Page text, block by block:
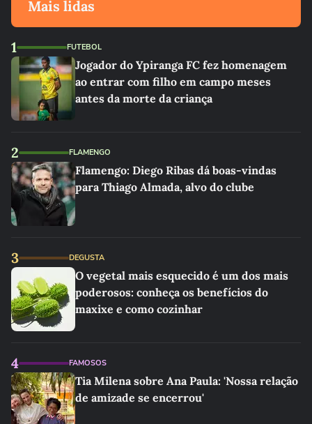
Mais lidas
1 FUTEBOL
Jogador do Ypiranga FC fez homenagem
ao entrar com filho em campo meses
antes da morte da criança
2 FLAMENGO
Flamengo: Diego Ribas dá boas-vindas
para Thiago Almada, alvo do clube
3 DEGUSTA
O vegetal mais esquecido é um dos mais
poderosos: conheça os benefícios do
maxixe e como cozinhar
4 FAMOSOS
Tia Milena sobre Ana Paula: 'Nossa relação
de amizade se encerrou'